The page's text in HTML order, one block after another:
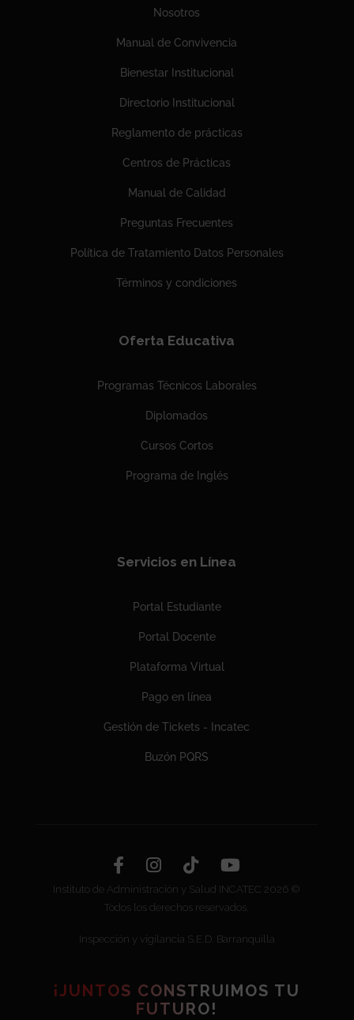
Nosotros
Manual de Convivencia
Bienestar Institucional
Directorio Institucional
Reglamento de prácticas
Centros de Prácticas
Manual de Calidad
Preguntas Frecuentes
Política de Tratamiento Datos Personales
Términos y condiciones
Oferta Educativa
Programas Técnicos Laborales
Diplomados
Cursos Cortos
Programa de Inglés
Servicios en Línea
Portal Estudiante
Portal Docente
Plataforma Virtual
Pago en línea
Gestión de Tickets - Incatec
Buzón PQRS
Instituto de Administración y Salud INCATEC 2026 ©
Todos los derechos reservados.
Inspección y vigilancia S.E.D. Barranquilla
¡JUNTOS CONSTRUIMOS TU
FUTURO!